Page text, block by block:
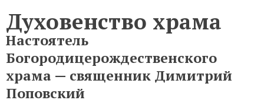
Духовенство храма
Настоятель
Богородицерождественского
храма — священник Димитрий
Поповский